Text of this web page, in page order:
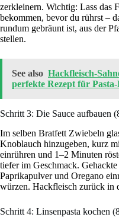
zerkleinern. Wichtig: Lass das
bekommen, bevor du rührst –
rundum gebräunt ist, aus der
stellen.
See also Hackfleisch-
perfekte Rezept für
Schritt 3: Die Sauce aufbauen
Im selben Bratfett Zwiebeln
Knoblauch hinzugeben, kurz
einrühren und 1–2 Minuten
tiefer im Geschmack.
Paprikapulver und Oregano
würzen. Hackfleisch zurück in
Schritt 4: Linsenpasta kochen